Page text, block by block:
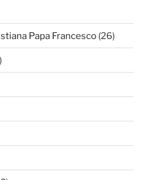
Papa Francesco (26)